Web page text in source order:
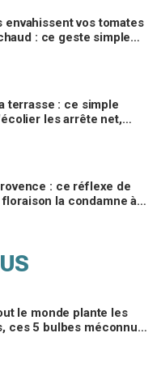
envahissent vos tomates
: ce geste simple
terrasse : ce simple
les arrête net,
: ce réflexe de
la condamne à
le monde plante les
ces 5 bulbes méconnus